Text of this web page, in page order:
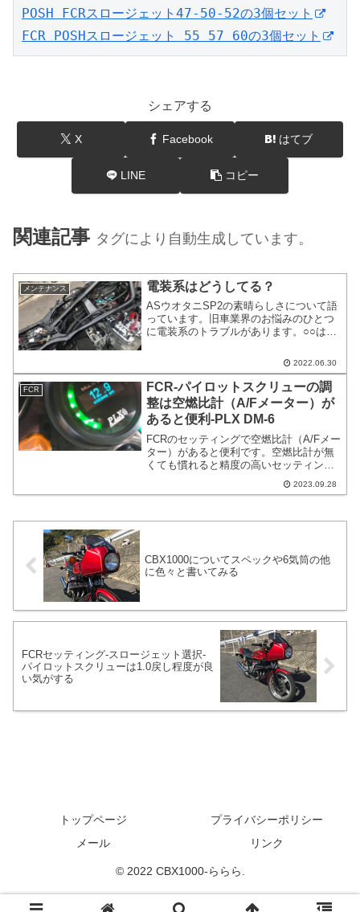
POSH FCRスロージェット47-50-52の3個セット
FCR POSHスロージェット 55 57 60の3個セット
シェアする
X Facebook はてブ
LINE コピー
関連記事 タグにより自動生成しています。
メンテナンス 電装系はどうしてる？
ASウオタニSP2の素晴らしさについて語
っています。旧車業界のお悩みのひとつ
に電装系のトラブルがあります。○○は電
です。電装系にトラブルやトラブル予備
軍で普通です。むしろ、四季や梅雨があ
る日本の環境で20年や40年トラブル無し
は超優秀だと思います。
2022.06.30
FCR
FCR-パイロットスクリューの調
整は空燃比計（A/Fメーター）が
あると便利-PLX DM-6
FCRのセッティングで空燃比計（A/Fメー
ター）があると便利です。空燃比計が無
くても慣れると精度の高いセッティング
ティングは体感だけで調整できます。む
2023.09.28
CBX1000についてスペックや6気筒の他
に色々と書いてみる
FCRセッティング-スロージェット選択-
パイロットスクリューは1.0戻し程度が良
い気がする
トップページ
プライバシーポリシー
メール
リンク
© 2022 CBX1000-ららら.